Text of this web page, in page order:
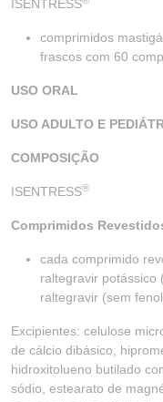
ISENTRESS
comprimidos
frascos com 60
USO ORAL
USO ADULTO E
COMPOSIÇÃO
ISENTRESS®
Comprimidos
cada comprimido
raltegravir potássico
raltegravir (sem
Excipientes: celulose
de cálcio dibásico,
hidroxitolueno butilado
sódio, estearato de